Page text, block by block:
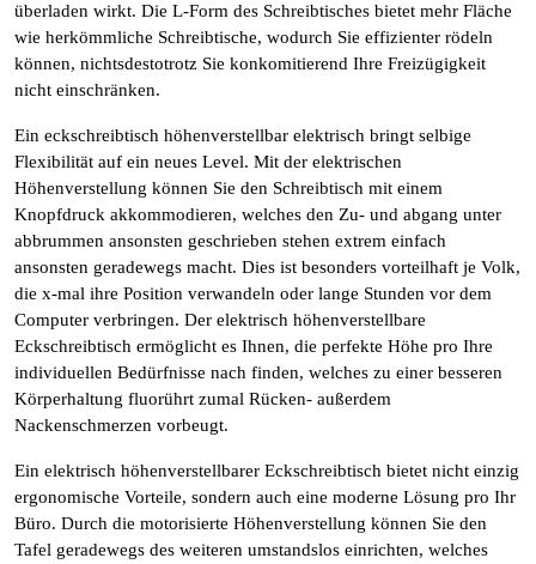
überladen wirkt. Die L-Form des Schreibtisches bietet mehr Fläche
wie herkömmliche Schreibtische, wodurch Sie effizienter rödeln
können, nichtsdestotrotz Sie konkomitierend Ihre Freizügigkeit
nicht einschränken.
Ein eckschreibtisch höhenverstellbar elektrisch bringt selbige
Flexibilität auf ein neues Level. Mit der elektrischen
Höhenverstellung können Sie den Schreibtisch mit einem
Knopfdruck akkommodieren, welches den Zu- und abgang unter
abbrummen ansonsten geschrieben stehen extrem einfach
ansonsten geradewegs macht. Dies ist besonders vorteilhaft je Volk,
die x-mal ihre Position verwandeln oder lange Stunden vor dem
Computer verbringen. Der elektrisch höhenverstellbare
Eckschreibtisch ermöglicht es Ihnen, die perfekte Höhe pro Ihre
individuellen Bedürfnisse nach finden, welches zu einer besseren
Körperhaltung fluorührt zumal Rücken- außerdem
Nackenschmerzen vorbeugt.
Ein elektrisch höhenverstellbarer Eckschreibtisch bietet nicht einzig
ergonomische Vorteile, sondern auch eine moderne Lösung pro Ihr
Büro. Durch die motorisierte Höhenverstellung können Sie den
Tafel geradewegs des weiteren umstandslos einrichten, welches